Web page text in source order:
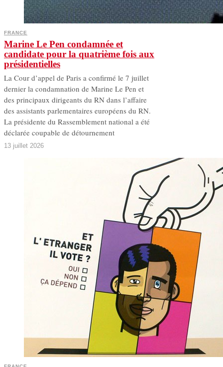
FRANCE
Marine Le Pen condamnée et
candidate pour la quatrième fois aux
présidentielles
La Cour d’appel de Paris a confirmé le 7 juillet
dernier la condamnation de Marine Le Pen et
des principaux dirigeants du RN dans l’affaire
des assistants parlementaires européens du RN.
La présidente du Rassemblement national a été
déclarée coupable de détournement
13 juillet 2026